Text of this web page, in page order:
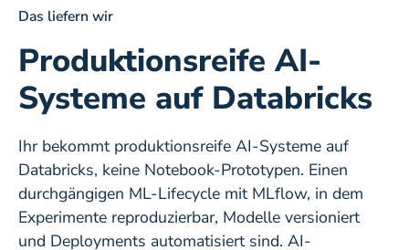
‍Das liefern wir
Produktionsreife AI-
Systeme auf Databricks
Ihr bekommt produktionsreife AI-Systeme auf
Databricks, keine Notebook-Prototypen. Einen
durchgängigen ML-Lifecycle mit MLflow, in dem
Experimente reproduzierbar, Modelle versioniert
und Deployments automatisiert sind. AI-